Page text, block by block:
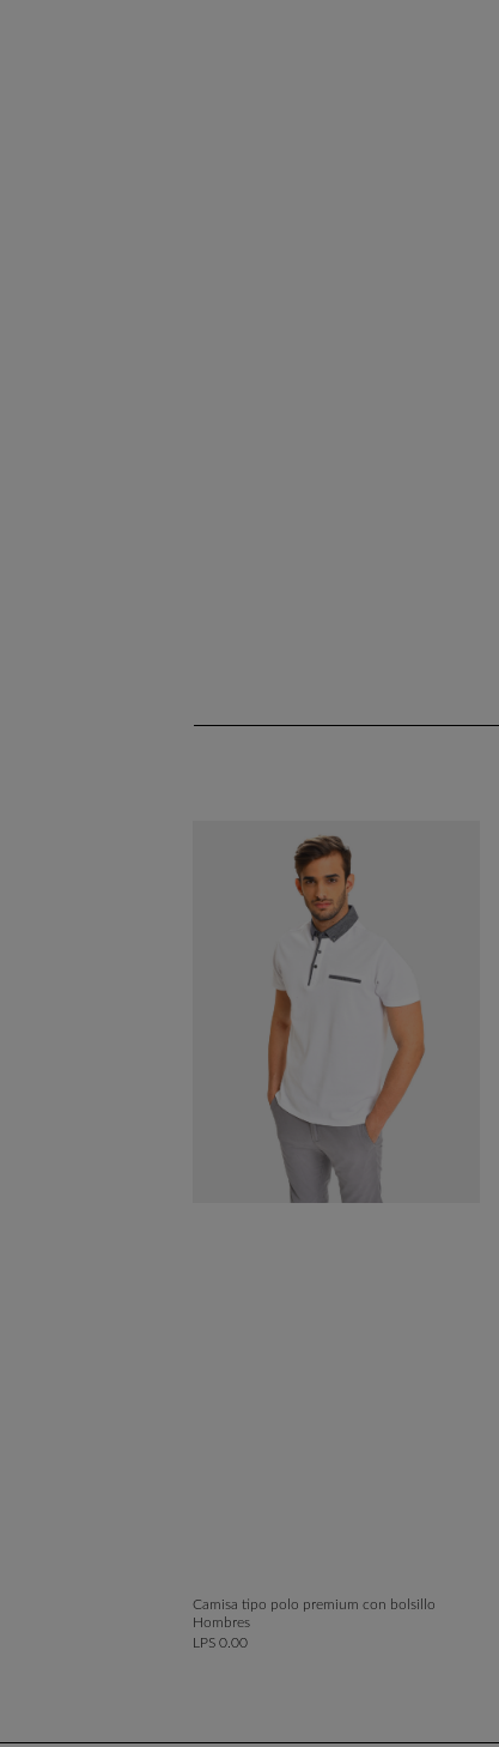
Camisa tipo polo premium con bolsillo
Hombres
LPS 0.00